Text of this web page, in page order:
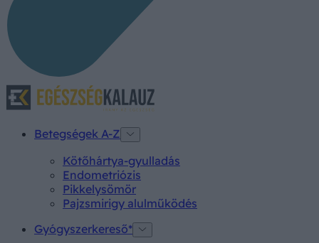
Betegségek A-Z
Kötőhártya-gyulladás
Endometriózis
Pikkelysömör
Pajzsmirigy alulműködés
Gyógyszerkereső*